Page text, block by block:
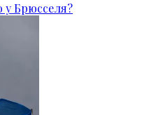
у Брюсселя?